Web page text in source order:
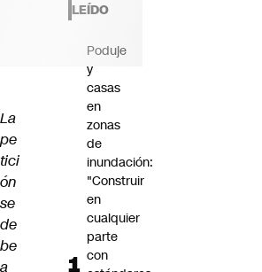
La
pe
tici
ón
se
de
be
a
LEÍDO
Poduje
y
casas
en
zonas
de
inundación:
"Construir
en
cualquier
parte
con